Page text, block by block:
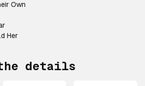
Own
Her
details